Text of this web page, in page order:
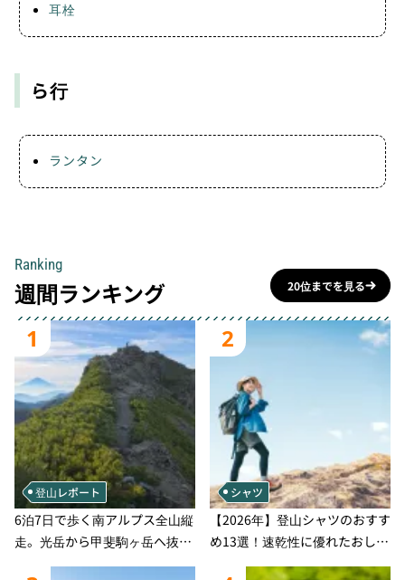
耳栓
ら行
ランタン
Ranking
週間ランキング 20位までを見る
1
登山レポート
6泊7日で歩く南アルプス全山縦
走。光岳から甲斐駒ヶ岳へ抜け
る登山の記録
2
シャツ
【2026年】登山シャツのおすす
め13選！速乾性に優れたおしゃ
れなモデルを徹底紹介！